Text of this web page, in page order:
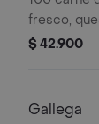
fresco,
cebolla
$ 42.900
Gallega